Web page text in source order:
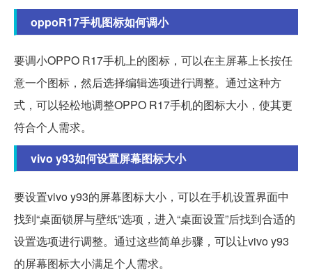
oppoR17手机图标如何调小
要调小OPPO R17手机上的图标，可以在主屏幕上长按任
意一个图标，然后选择编辑选项进行调整。通过这种方
式，可以轻松地调整OPPO R17手机的图标大小，使其更
符合个人需求。
vivo y93如何设置屏幕图标大小
要设置vivo y93的屏幕图标大小，可以在手机设置界面中
找到“桌面锁屏与壁纸”选项，进入“桌面设置”后找到合适的
设置选项进行调整。通过这些简单步骤，可以让vivo y93
的屏幕图标大小满足个人需求。